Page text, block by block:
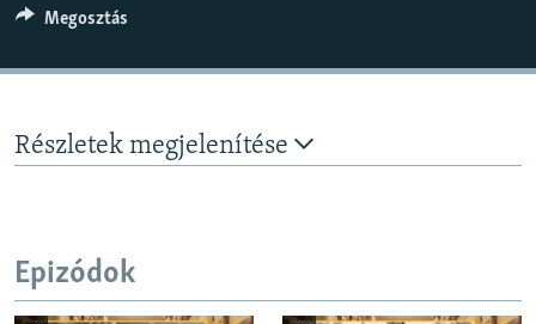
Megosztás
Részletek megjelenítése
Epizódok